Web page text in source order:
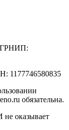
обязательна.
оказывает